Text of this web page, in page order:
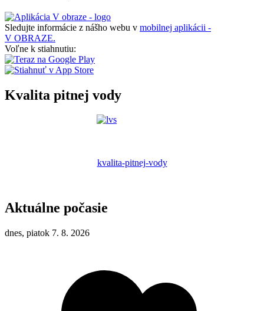
Sledujte informácie z nášho webu v mobilnej aplikácii -
V OBRAZE.
Voľne k stiahnutiu:
Kvalita pitnej vody
kvalita-pitnej-vody
Aktuálne počasie
dnes, piatok 7. 8. 2026